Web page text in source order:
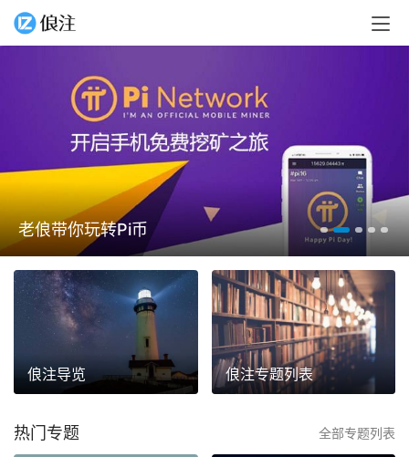
老俍带你玩转Pi币
俍注导览 俍注专题列表
热门专题 全部专题列表